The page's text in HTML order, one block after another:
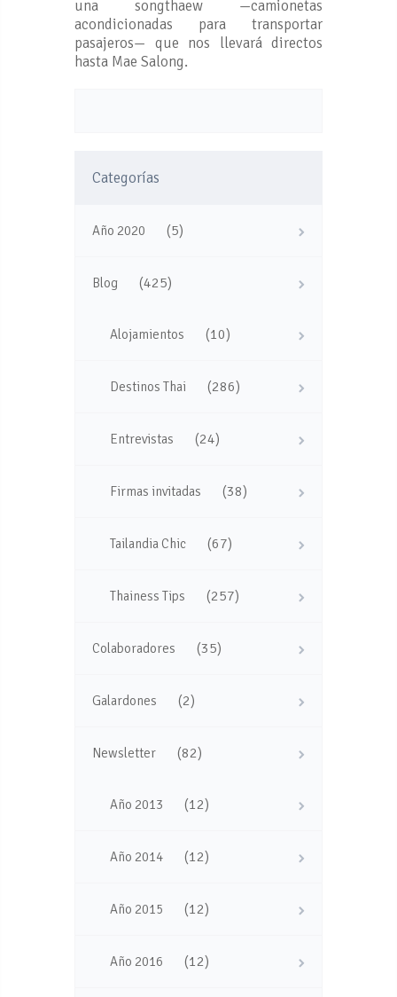
una songthaew —camionetas
acondicionadas para transportar
pasajeros— que nos llevará directos
hasta Mae Salong.
Categorías
Año 2020 (5)
Blog (425)
Alojamientos (10)
Destinos Thai (286)
Entrevistas (24)
Firmas invitadas (38)
Tailandia Chic (67)
Thainess Tips (257)
Colaboradores (35)
Galardones (2)
Newsletter (82)
Año 2013 (12)
Año 2014 (12)
Año 2015 (12)
Año 2016 (12)